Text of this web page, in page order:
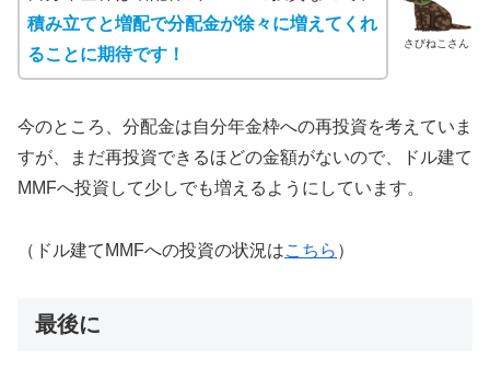
さびねこさん
積み立てと増配で分配金が徐々に増えてくれ
ることに期待です！
今のところ、分配金は自分年金枠への再投資を考えていま
すが、まだ再投資できるほどの金額がないので、ドル建て
MMFへ投資して少しでも増えるようにしています。
（ドル建てMMFへの投資の状況はこちら ）
最後に